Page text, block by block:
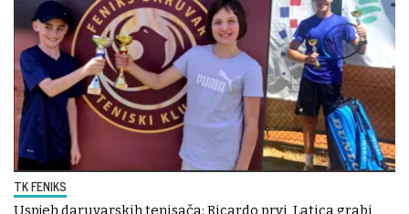
TK FENIKS
Uspjeh daruvarskih tenisača: Ricardo prvi, Latica grabi